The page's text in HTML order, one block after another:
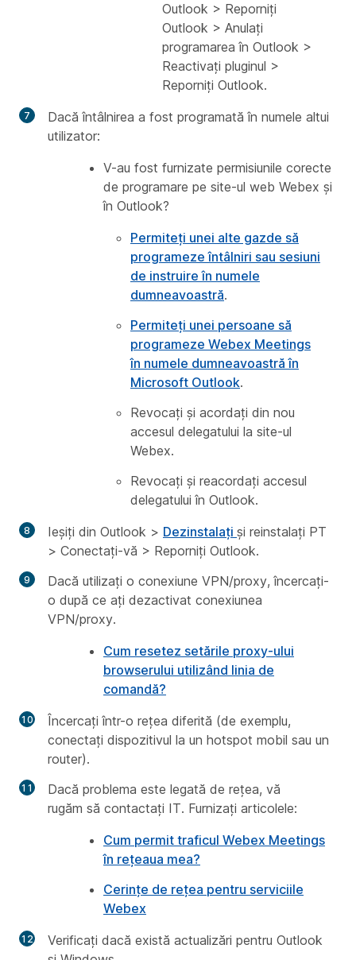
Outlook > Reporniți
Outlook > Anulați
programarea în Outlook >
Reactivați pluginul >
Reporniți Outlook.
Dacă întâlnirea a fost programată în numele altui
utilizator:
V-au fost furnizate permisiunile corecte
de programare pe site-ul web Webex și
în Outlook?
Permiteți unei alte gazde să
programeze întâlniri sau sesiuni
de instruire în numele
dumneavoastră.
Permiteți unei persoane să
programeze Webex Meetings
în numele dumneavoastră în
Microsoft Outlook.
Revocați și acordați din nou
accesul delegatului la site-ul
Webex.
Revocați și reacordați accesul
delegatului în Outlook.
Ieșiți din Outlook > Dezinstalați și reinstalați PT
> Conectați-vă > Reporniți Outlook.
Dacă utilizați o conexiune VPN/proxy, încercați-
o după ce ați dezactivat conexiunea
VPN/proxy.
Cum resetez setările proxy-ului
browserului utilizând linia de
comandă?
Încercați într-o rețea diferită (de exemplu,
conectați dispozitivul la un hotspot mobil sau un
router).
Dacă problema este legată de rețea, vă
rugăm să contactați IT. Furnizați articolele:
Cum permit traficul Webex Meetings
în rețeaua mea?
Cerințe de rețea pentru serviciile
Webex
Verificați dacă există actualizări pentru Outlook